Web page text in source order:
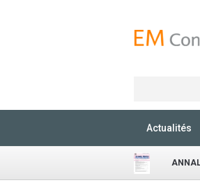
Actualités